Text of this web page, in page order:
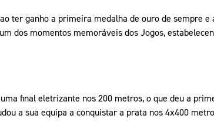
ter ganho a primeira medalha de ouro de sempre
dos momentos memoráveis dos Jogos,
final eletrizante nos 200 metros, o que deu a
a sua equipa a conquistar a prata nos 4x400